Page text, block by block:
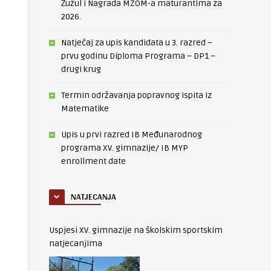
Žužul i Nagrada MZOM-a maturantima za
2026.
Natječaj za upis kandidata u 3. razred –
prvu godinu Diploma Programa – DP1 –
drugi krug
Termin održavanja popravnog ispita iz
Matematike
Upis u prvi razred IB Međunarodnog
programa XV. gimnazije/ IB MYP
enrollment date
NATJECANJA
Uspjesi XV. gimnazije na školskim sportskim
natjecanjima